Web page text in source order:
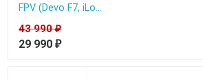
FPV (Devo F7, iLo...
43 990₽
29 990 ₽